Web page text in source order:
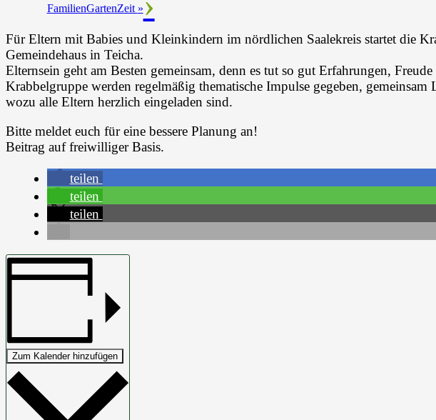
FamilienGartenZeit »
Für Eltern mit Babies und Kleinkindern im nördlichen Saalekreis startet die
Gemeindehaus in Teicha.
Elternsein geht am Besten gemeinsam, denn es tut so gut Erfahrungen,
Krabbelgruppe werden regelmäßig thematische Impulse gegeben, gemeinsam
wozu alle Eltern herzlich eingeladen sind.
Bitte meldet euch für eine bessere Planung an!
Beitrag auf freiwilliger Basis.
teilen
teilen
teilen
Zum Kalender hinzufügen